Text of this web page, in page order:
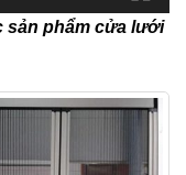
sản phẩm cửa lưới